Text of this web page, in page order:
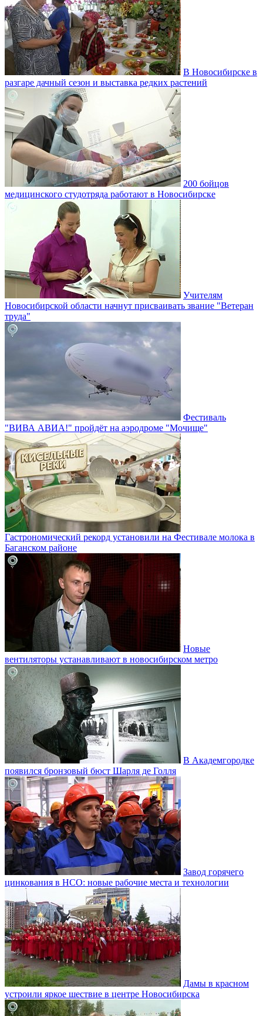
В Новосибирске в
разгаре дачный сезон и выставка редких растений
200 бойцов
медицинского студотряда работают в Новосибирске
Учителям
Новосибирской области начнут присваивать звание "Ветеран
труда"
Фестиваль
"ВИВА АВИА!" пройдёт на аэродроме "Мочище"
Гастрономический рекорд установили на Фестивале молока в
Баганском районе
Новые
вентиляторы устанавливают в новосибирском метро
В Академгородке
появился бронзовый бюст Шарля де Голля
Завод горячего
цинкования в НСО: новые рабочие места и технологии
Дамы в красном
устроили яркое шествие в центре Новосибирска